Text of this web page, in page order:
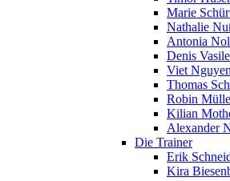
Marie
Nathalie
Antonia
Denis
Viet Nguyen
Thomas
Robin
Kilian
Alexander
Die Trainer
Erik
Kira